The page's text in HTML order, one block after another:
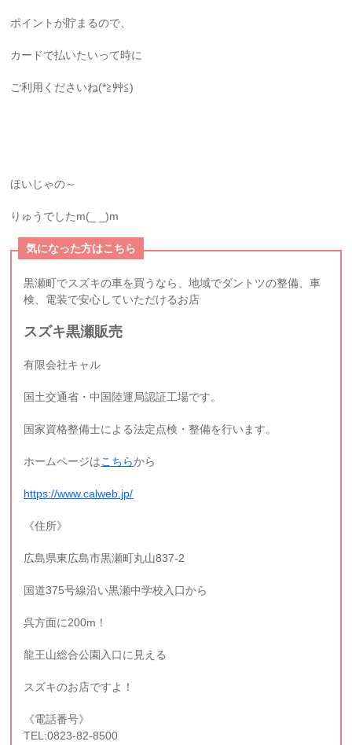
ポイントが貯まるので、
カードで払いたいって時に
ご利用くださいね(*≧艸≦)
ほいじゃの～
りゅうでしたm(_ _)m
気になった方はこちら
黒瀬町でスズキの車を買うなら、地域でダントツの整備、車
検、電装で安心していただけるお店
スズキ黒瀬販売
有限会社キャル
国土交通省・中国陸運局認証工場です。
国家資格整備士による法定点検・整備を行います。
ホームページはこちらから
https://www.calweb.jp/
《住所》
広島県東広島市黒瀬町丸山837-2
国道375号線沿い黒瀬中学校入口から
呉方面に200m！
龍王山総合公園入口に見える
スズキのお店ですよ！
《電話番号》
TEL:0823-82-8500